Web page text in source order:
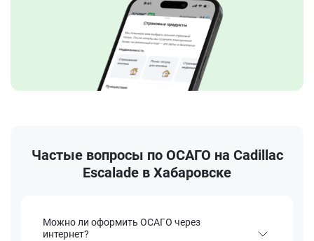
Частые вопросы по ОСАГО на Cadillac
Escalade в Хабаровске
Можно ли оформить ОСАГО через
интернет?